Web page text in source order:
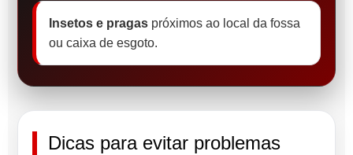
Insetos e pragas próximos ao local da fossa
ou caixa de esgoto.
Dicas para evitar problemas